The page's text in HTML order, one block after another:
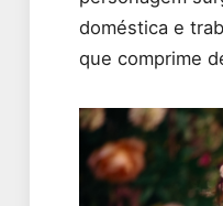
doméstica e
que comprime